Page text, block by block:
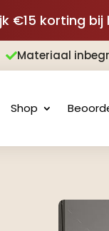
€15 korting
Materiaal
Shop